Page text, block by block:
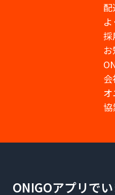
採
協
ONIGOアプリで